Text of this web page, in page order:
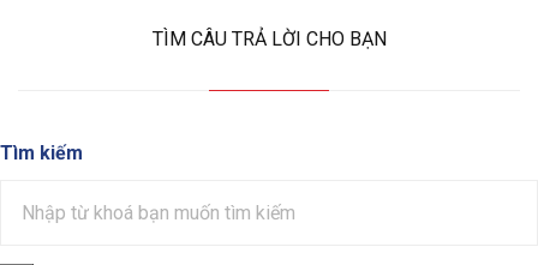
TÌM CÂU TRẢ LỜI CHO BẠN
Tìm kiếm